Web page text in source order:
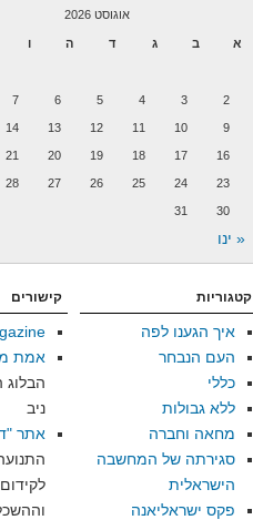
אוגוסט 2026
א ב ג ד ה ו
2
3
4
5
6
7
9
10
11
12
13
14
16
17
18
19
20
21
23
24
25
26
27
28
30
31
« ינו
קטגוריות
איך הגענו לפה
העם הנבחר
כללי
ללא גבולות
מחאה וחברה
סגירתה של המחשבה
הישראלית
פקס ישראליאנה
קישורים
אמת
הבלוג
ניב
אתר